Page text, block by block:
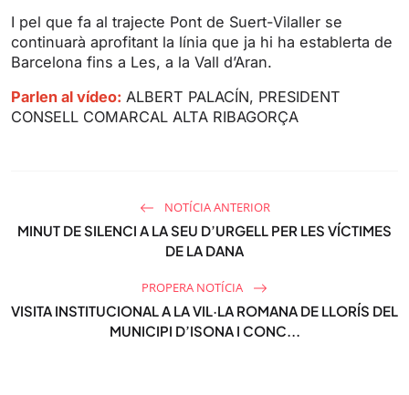
e
I pel que fa al trajecte Pont de Suert-Vilaller se
continuarà aprofitant la línia que ja hi ha establerta de
Barcelona fins a Les, a la Vall d’Aran.
Parlen al vídeo: ALBERT PALACÍN, PRESIDENT
CONSELL COMARCAL ALTA RIBAGORÇA
NOTÍCIA ANTERIOR
MINUT DE SILENCI A LA SEU D’URGELL PER LES VÍCTIMES
DE LA DANA
PROPERA NOTÍCIA
VISITA INSTITUCIONAL A LA VIL·LA ROMANA DE LLORÍS DEL
MUNICIPI D’ISONA I CONC...